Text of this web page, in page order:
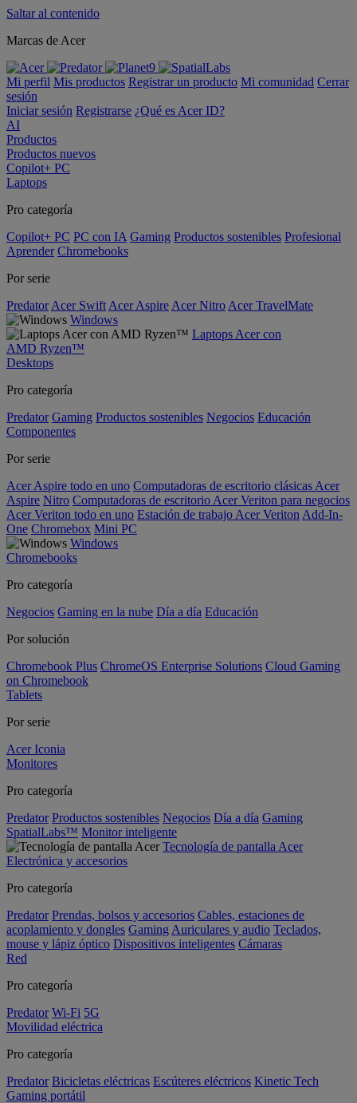
Saltar al contenido
Marcas de Acer
Mi perfil Mis productos Registrar un producto Mi comunidad Cerrar
sesión
Iniciar sesión Registrarse ¿Qué es Acer ID?
AI
Productos
Productos nuevos
Copilot+ PC
Laptops
Pro categoría
Copilot+ PC PC con IA Gaming Productos sostenibles Profesional
Aprender Chromebooks
Por serie
Predator Acer Swift Acer Aspire Acer Nitro Acer TravelMate
Windows
Laptops Acer con
AMD Ryzen™
Desktops
Pro categoría
Predator Gaming Productos sostenibles Negocios Educación
Componentes
Por serie
Acer Aspire todo en uno Computadoras de escritorio clásicas Acer
Aspire Nitro Computadoras de escritorio Acer Veriton para negocios
Acer Veriton todo en uno Estación de trabajo Acer Veriton Add-In-
One Chromebox Mini PC
Windows
Chromebooks
Pro categoría
Negocios Gaming en la nube Día a día Educación
Por solución
Chromebook Plus ChromeOS Enterprise Solutions Cloud Gaming
on Chromebook
Tablets
Por serie
Acer Iconia
Monitores
Pro categoría
Predator Productos sostenibles Negocios Día a día Gaming
SpatialLabs™ Monitor inteligente
Tecnología de pantalla Acer
Electrónica y accesorios
Pro categoría
Predator Prendas, bolsos y accesorios Cables, estaciones de
acoplamiento y dongles Gaming Auriculares y audio Teclados,
mouse y lápiz óptico Dispositivos inteligentes Cámaras
Red
Pro categoría
Predator Wi-Fi 5G
Movilidad eléctrica
Pro categoría
Predator Bicicletas eléctricas Escúteres eléctricos Kinetic Tech
Gaming portátil